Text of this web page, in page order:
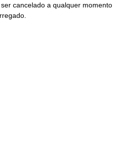
cancelado a qualquer momento
.